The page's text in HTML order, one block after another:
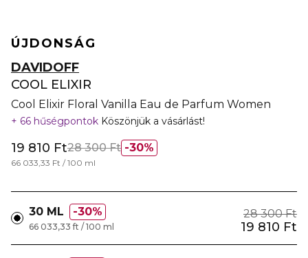
ÚJDONSÁG
DAVIDOFF
COOL ELIXIR
Cool Elixir Floral Vanilla Eau de Parfum Women
66 hűségpontok Köszönjük a vásárlást!
30%
19 810 Ft28 300 Ft
66 033,33 Ft / 100 ml
30 ML 30% 28 300 Ft
19 810 Ft
66 033,33 ft / 100 ml